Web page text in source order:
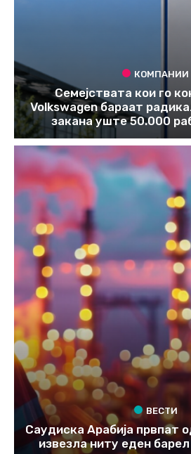
КОМПАНИИ
Семејствата кои го
Volkswagen бараат
закана уште 50.000
ВЕСТИ
Саудиска Арабија првпат
извезла ниту еден